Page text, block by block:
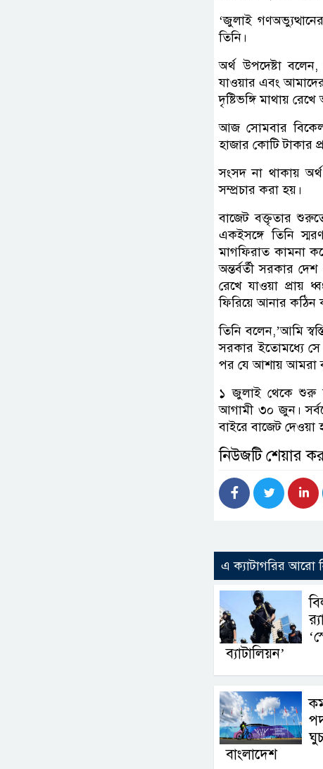
‘জুলাই
তিনি।
অর্থ উপদেষ্টা
যাওয়ার এবং
দৃষ্টিভঙ্গি মাথায়
আজ সোমবার
হাজার কোটি টাকার
সংসদ না থাকায়
সম্প্রচার করা হয়।
বাজেট বক্তৃতার
একইসঙ্গে তিনি
মাগফিরাত কামনা
অন্তর্বর্তী সরকার
রেখে যাওয়া প্রায়
ফিরিয়ে আনার কঠিন
তিনি বলেন,’আমি
সরকার ইতোমধ্যে
পর যে আশায় আমরা
১ জুলাই থেকে শুরু
আগামী ৩০ জুন।
বাইরে বাজেট দেওয়া
নিউজটি শেয়ার
এ ক্যাটাগরির আরো
ব্যাটালিয়ন’
বাংলাদেশ